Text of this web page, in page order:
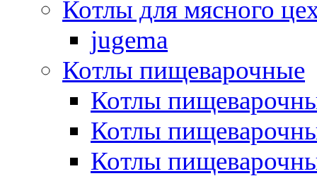
Котлы для мясного
jugema
Котлы пищеварочные
Котлы
Котлы
Котлы